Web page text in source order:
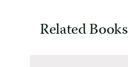
Related Books